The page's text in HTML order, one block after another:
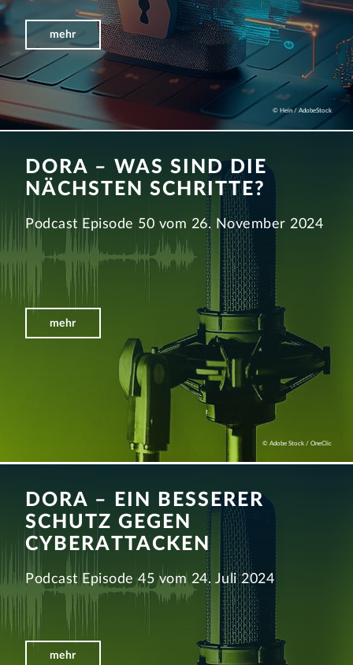
mehr
© Hein / AdobeStock
DORA – WAS SIND DIE
NÄCHSTEN SCHRITTE?
Podcast Episode 50 vom 26. November 2024
mehr
© Adobe Stock / OneClic
DORA – EIN BESSERER
SCHUTZ GEGEN
CYBERATTACKEN
Podcast Episode 45 vom 24. Juli 2024
mehr